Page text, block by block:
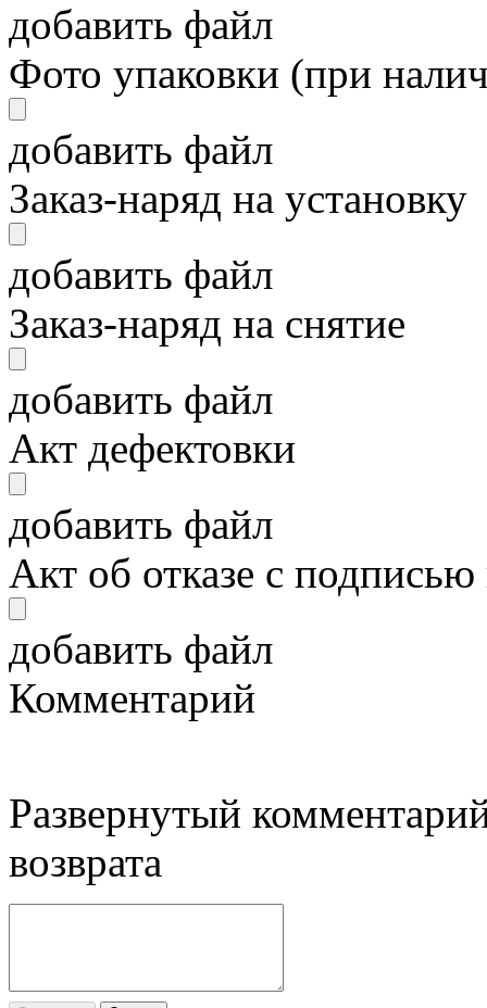
добавить файл
Фото упаковки (при
добавить файл
Заказ-наряд на установку
добавить файл
Заказ-наряд на снятие
добавить файл
Акт дефектовки
добавить файл
Акт об отказе с
добавить файл
Комментарий
Развернутый
возврата